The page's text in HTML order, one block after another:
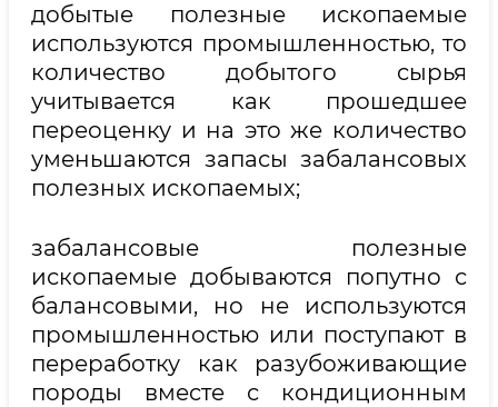
добытые полезные ископаемые
используются промышленностью, то
количество добытого сырья
учитывается как прошедшее
переоценку и на это же количество
уменьшаются запасы забалансовых
полезных ископаемых;
забалансовые полезные
ископаемые добываются попутно с
балансовыми, но не используются
промышленностью или поступают в
переработку как разубоживающие
породы вместе с кондиционным